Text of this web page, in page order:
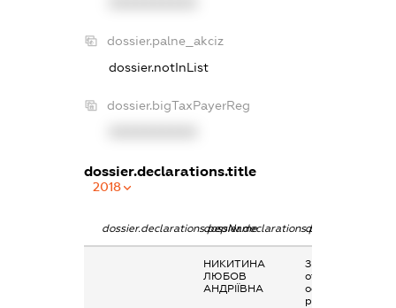
dossier.palne_akciz
dossier.notInList
dossier.bigTaxPayerReg
dossier.declarations.title
2018
dossier.declarations.pepNamedossier.declarations.personName
НИКИТИНА
ЛЮБОВ
АНДРІЇВНА
Заробітна плата
отримана за
основним місцем
роботи